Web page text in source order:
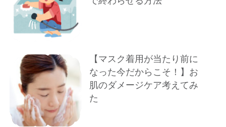
【マスク着用が当たり前に
なった今だからこそ！】お
肌のダメージケア考えてみ
た